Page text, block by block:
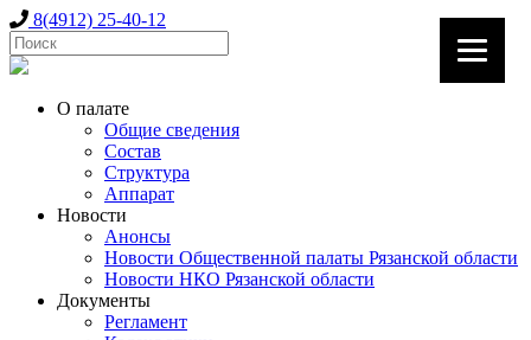
8(4912) 25-40-12
О палате
Общие сведения
Состав
Структура
Аппарат
Новости
Анонсы
Новости Общественной палаты Рязанской области
Новости НКО Рязанской области
Документы
Регламент